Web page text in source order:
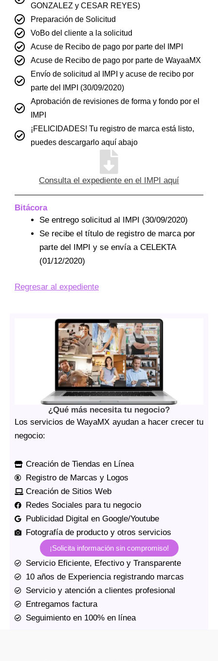
GONZALEZ y CESAR REYES)
Preparación de Solicitud
VoBo del cliente a la solicitud
Acuse de Recibo de pago por parte del IMPI
Acuse de Recibo de pago por parte de WayaaMX
Envío de solicitud al IMPI y acuse de recibo por
parte del IMPI (30/09/2020)
Aprobación de revisiones de forma y fondo por el
IMPI
¡FELICIDADES! Tu registro de marca está listo,
puedes descargarlo aquí abajo
Consulta el expediente en el IMPI aquí
Bitácora
Se entrego solicitud al IMPI (30/09/2020)
Se recibe el título de registro de marca por
parte del IMPI y se envía a CELEKTA
(01/12/2020)
Regresar al expediente
¿Qué más necesita tu negocio?
Los servicios de WayaMX ayudan a hacer crecer tu
negocio:
Creación de Tiendas en Línea
Registro de Marcas y Logos
Creación de Sitios Web
Redes Sociales para tu negocio
Publicidad Digital en Google/Youtube
Fotografía de producto y otros servicios
¡Solicita información sin compromiso!
Servicio Eficiente, Efectivo y Transparente
10 años de Experiencia registrando marcas
Servicio y atención a clientes profesional
Entregamos factura
Seguimiento en 100% en línea